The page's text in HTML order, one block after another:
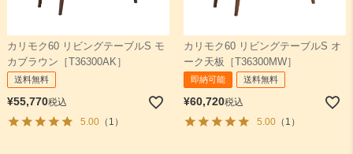
カリモク60 リビングテーブルS モ
カブラウン［T36300AK］
送料無料
¥55,770税込
5.00（1）
カリモク60 リビングテーブルS オ
ーク天板［T36300MW］
即納可能 送料無料
¥60,720税込
5.00（1）